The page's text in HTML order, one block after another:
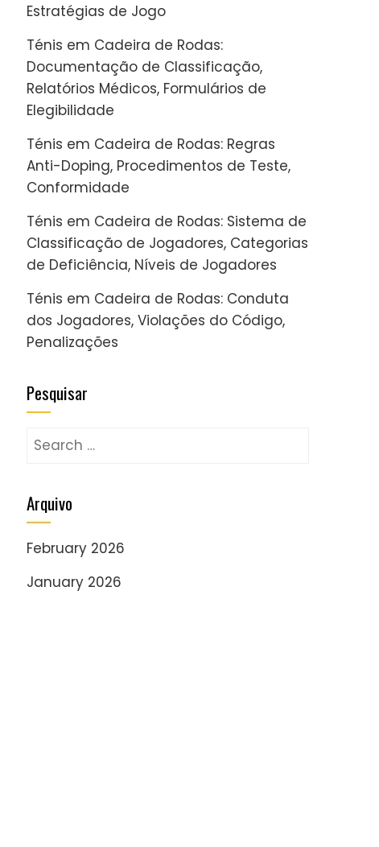
Estratégias de Jogo
Ténis em Cadeira de Rodas:
Documentação de Classificação,
Relatórios Médicos, Formulários de
Elegibilidade
Ténis em Cadeira de Rodas: Regras
Anti-Doping, Procedimentos de Teste,
Conformidade
Ténis em Cadeira de Rodas: Sistema de
Classificação de Jogadores, Categorias
de Deficiência, Níveis de Jogadores
Ténis em Cadeira de Rodas: Conduta
dos Jogadores, Violações do Código,
Penalizações
Pesquisar
Search
Arquivo
February 2026
January 2026